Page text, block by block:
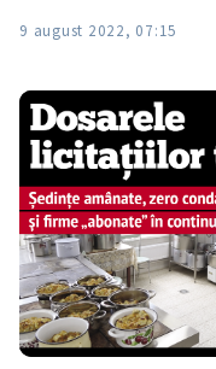
9 august 2022, 07:15